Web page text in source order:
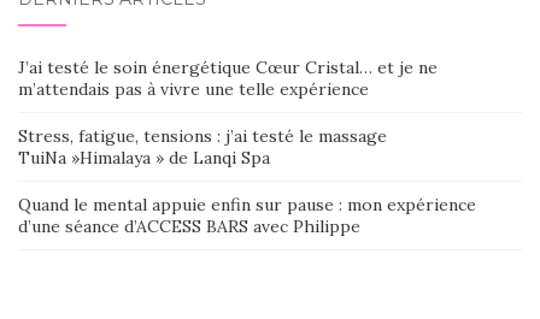
J’ai testé le soin énergétique Cœur Cristal… et je ne
m’attendais pas à vivre une telle expérience
Stress, fatigue, tensions : j’ai testé le massage
TuiNa »Himalaya » de Lanqi Spa
Quand le mental appuie enfin sur pause : mon expérience
d’une séance d’ACCESS BARS avec Philippe